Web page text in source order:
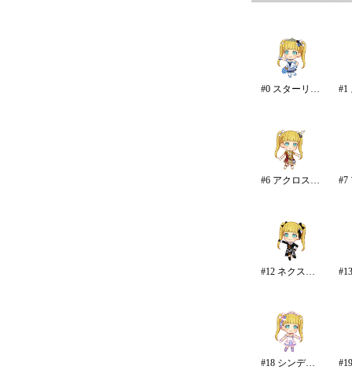
#0 スターリースカイ・ブライト
#6 アクロス・ザ・スターズ
#12 ネクスト・フロンティア
#18 シンデレラドリーム